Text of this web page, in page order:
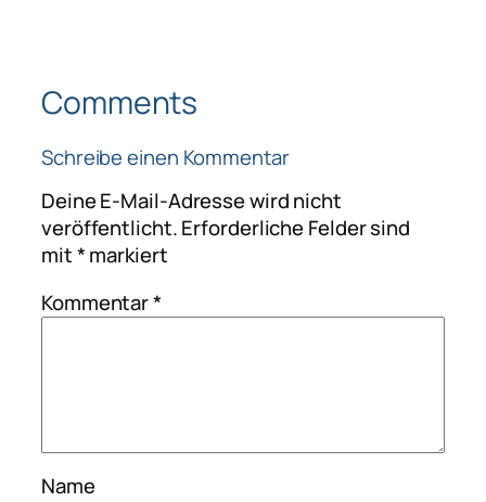
Comments
Schreibe einen Kommentar
Deine E-Mail-Adresse wird nicht
veröffentlicht.Erforderliche Felder sind
mit*markiert
Kommentar*
Name